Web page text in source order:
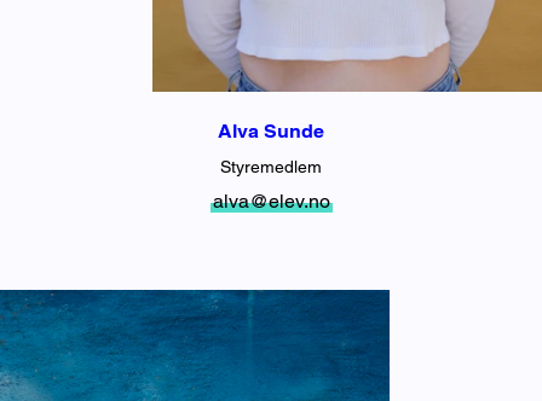
Alva Sunde
Styremedlem
alva@elev.no